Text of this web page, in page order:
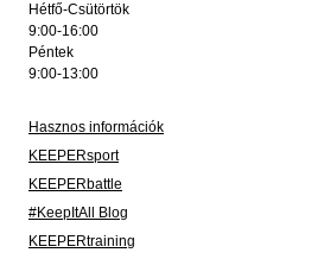
Hétfő-Csütörtök
9:00-16:00
Péntek
9:00-13:00
Hasznos információk
KEEPERsport
KEEPERbattle
#KeepItAll Blog
KEEPERtraining